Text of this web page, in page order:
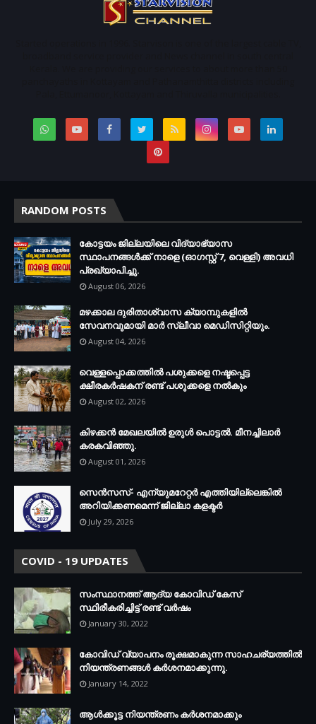
RANDOM POSTS
കോട്ടയം ജില്ലയിലെ വിദ്യാഭ്യാസ
സ്ഥാപനങ്ങള്‍ക്ക് നാളെ (ഓഗസ്റ്റ് 7, വെള്ളി) അവധി
പ്രഖ്യാപിച്ചു.
August 06, 2026
മഴക്കാല ദുരിതാശ്വാസ ക്യാമ്പുകളിൽ
സേവനവുമായി മാർ സ്ലീവാ മെഡിസിറ്റിയും.
August 04, 2026
വെള്ളപ്പൊക്കത്തില്‍ പശുക്കളെ നഷ്ടപ്പെട്ട
ക്ഷീരകര്‍ഷകന് രണ്ട് പശുക്കളെ നല്‍കും
August 02, 2026
കിഴക്കന്‍ മേഖലയില്‍ ഉരുള്‍ പൊട്ടല്‍. മീനച്ചിലാര്‍
കരകവിഞ്ഞു.
August 01, 2026
സെന്‍സസ്- എന്യുമറേറ്റര്‍ എത്തിയില്ലെങ്കില്‍
അറിയിക്കണമെന്ന് ജില്ലാ കളക്ടര്‍
July 29, 2026
COVID - 19 UPDATES
സംസ്ഥാനത്ത് ആദ്യ കോവിഡ് കേസ്
സ്ഥിരീകരിച്ചിട്ട് രണ്ട് വര്‍ഷം
January 30, 2022
കോവിഡ് വ്യാപനം രൂക്ഷമാകുന്ന സാഹചര്യത്തില്‍
നിയന്ത്രണങ്ങള്‍ കര്‍ശനമാക്കുന്നു.
January 14, 2022
ആള്‍ക്കൂട്ട നിയന്ത്രണം കര്‍ശനമാക്കും